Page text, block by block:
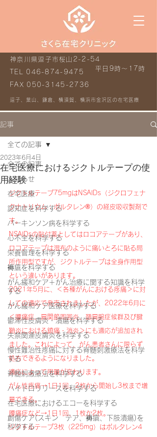
平日9時～17時
神奈川県逗子市桜山2-2-54
TEL 046-874-9475
FAX 050-3145-2736
逗子、葉山、鎌倉、横須賀、横浜市金沢区の在宅医療
記事
全ての記事
お知らせ
在宅医療
認知症を科学する
パーキンソン病を科学する
心不全を科学する
栄養管理を科学する
褥瘡を科学する
がん緩和ケア＋がん治療に関する知識を科学
する
がん緩和ケア医療を科学する
鬱滞性皮膚炎・潰瘍を科学する
失禁関連皮膚炎を科学する
慢性難治性疼痛に対する脊髄刺激療法を科学
する
脊髄刺激療法を科学する
ハイドロリリースを科学する
在宅医療におけるエコーを科学する
創傷ケア(スキン テア、褥瘡、下肢潰瘍)を
科学する
全ての記事
在宅医療におけるジクトルテープの使
用経験
2023年6月4日
ジクトルテープ75mgはNSAIDs（ジクロフェナ
クナトリウム：ボルタレン®︎）の経皮吸収製剤で
す。
NSAIDsの貼付薬としてはロコアテープがあり、
ロコアテープは湿布のように痛いとろに貼る局
所作用型ですが、ジクトルテープは全身作用型
という違いがあります。
2021年5月に、＜各種がんにおける疼痛＞に対
しての適応で発売されましたが、2022年6月に
＜腰痛症、肩関節周囲炎、頚肩腕症候群及び腱
鞘炎における鎮痛・消炎＞にも適応が追加され
ました。これによって、がん患者さんに限らず
処方できるようになりました。
適応によって用量が変わります。
がん性疼痛→1日1回、2枚から開始し3枚まで増
量できる。
腰痛症など→1日1回、1枚か2枚。
ジクトルテープ3枚（225mg）はボルタレン4